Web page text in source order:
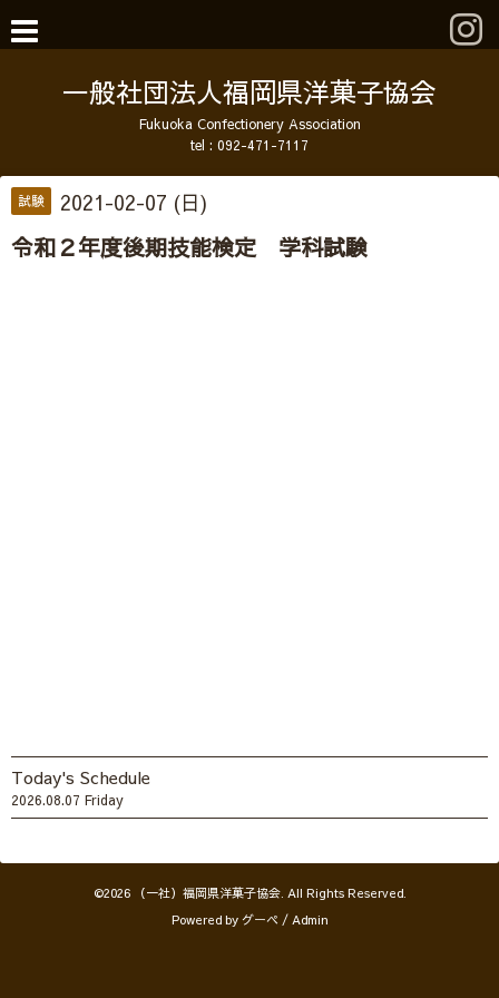
一般社団法人福岡県洋菓子協会
Fukuoka Confectionery Association
tel : 092-471-7117
試験 2021-02-07 (日)
令和２年度後期技能検定 学科試験
Today's Schedule
2026.08.07 Friday
©2026 （一社）福岡県洋菓子協会. All Rights Reserved.
Powered by グーペ / Admin